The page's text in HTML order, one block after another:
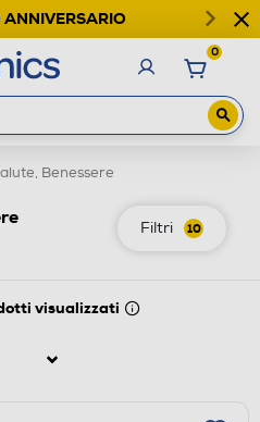
ANNIVERSARIO
0
Benessere
Filtri 10
visualizzati